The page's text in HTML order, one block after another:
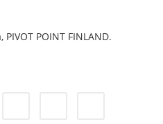
POINT FINLAND.